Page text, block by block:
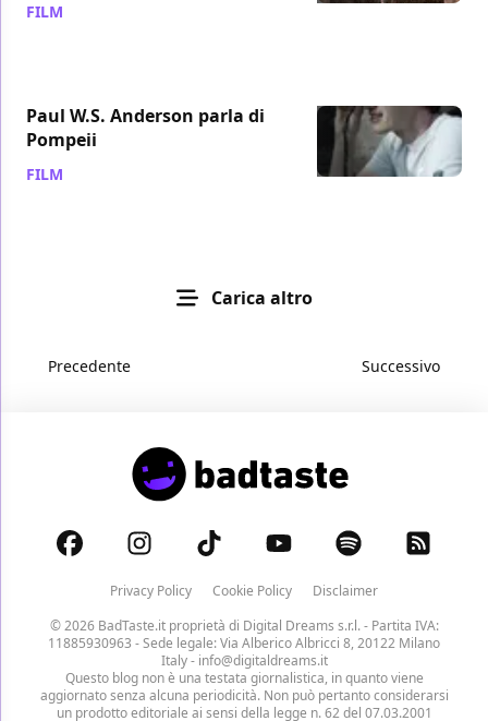
FILM
Paul W.S. Anderson parla di
Pompeii
FILM
Carica altro
Precedente Successivo
Privacy Policy Cookie Policy
Disclaimer
© 2026 BadTaste.it proprietà di Digital Dreams s.r.l.- Partita IVA:
11885930963 - Sede legale: Via Alberico Albricci 8, 20122 Milano
Italy - info@digitaldreams.it
Questo blog non è una testata giornalistica, in quanto viene
aggiornato senza alcuna periodicità. Non può pertanto considerarsi
un prodotto editoriale ai sensi della legge n. 62 del 07.03.2001